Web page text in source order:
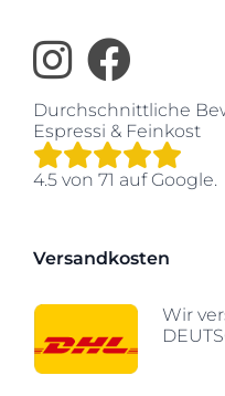
Durchschnittliche
Espressi & Feinkost
4.5 von 71 auf Google.
Versandkosten
Wir